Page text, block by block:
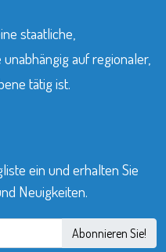
staatliche,
auf regionaler,
tätig ist.
ein und erhalten Sie
Neuigkeiten.
Abonnieren Sie!